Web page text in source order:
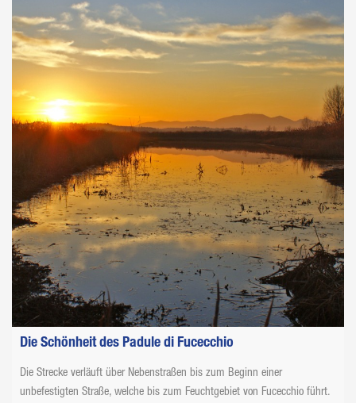
Die Schönheit des Padule di Fucecchio
Die Strecke verläuft über Nebenstraßen bis zum Beginn einer
unbefestigten Straße, welche bis zum Feuchtgebiet von Fucecchio führt.